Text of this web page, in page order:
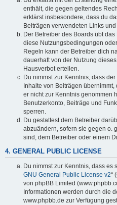
enthält, die gegen geltendes
erklärst insbesondere, dass du
Beiträgen verwendeten Links
Der Betreiber des Boards übt
diese Nutzungsbedingungen
Regeln kann der Betreiber dich
dauerhaft von der Nutzung
Hausverbot erteilen.
Du nimmst zur Kenntnis, dass
Inhalte von Beiträgen
er nicht zur Kenntnis genommen
Benutzerkonto, Beiträge und
sperren.
Du gestattest dem Betreiber
abzuändern, sofern sie gegen o.
sind, dem Betreiber oder einem
4. GENERAL PUBLIC LICENSE
Du nimmst zur Kenntnis, dass es
GNU General Public License v2“
von phpBB Limited
Informationen werden durch die
www.phpbb.de zur Verfügung